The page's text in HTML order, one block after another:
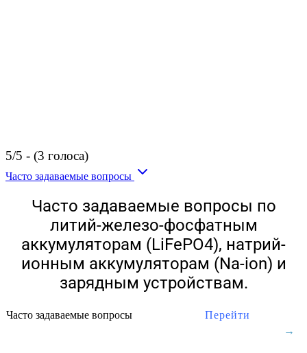
5/5 - (3 голоса)
Часто задаваемые вопросы
Часто задаваемые вопросы по
литий-железо-фосфатным
аккумуляторам (LiFePO4), натрий-
ионным аккумуляторам (Na-ion) и
зарядным устройствам.
Часто задаваемые вопросы Перейти